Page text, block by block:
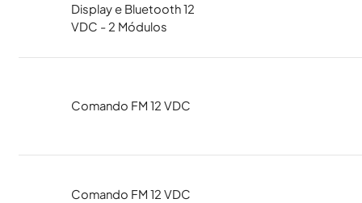
Display e Bluetooth 12
VDC - 2 Módulos
Comando FM 12 VDC
Comando FM 12 VDC